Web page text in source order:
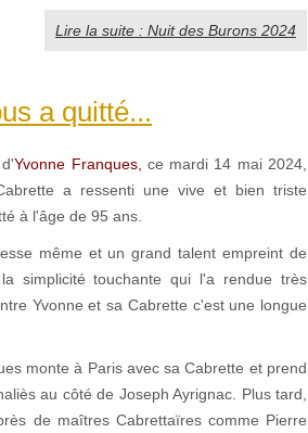
Lire la suite : Nuit des Burons 2024
a quitté...
Yvonne Franques, ce mardi 14 mai 2024,
a ressenti une vive et bien triste
à l'âge de 95 ans.
même et un grand talent empreint de
simplicité touchante qui l'a rendue très
Yvonne et sa Cabrette c'est une longue
monte à Paris avec sa Cabrette et prend
au côté de Joseph Ayrignac. Plus tard,
de maîtres Cabrettaïres comme Pierre